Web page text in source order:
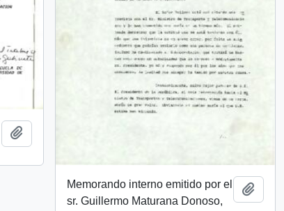
Añadir al portapapeles
Memorando interno emitido por el
sr. Guillermo Maturana Donoso,